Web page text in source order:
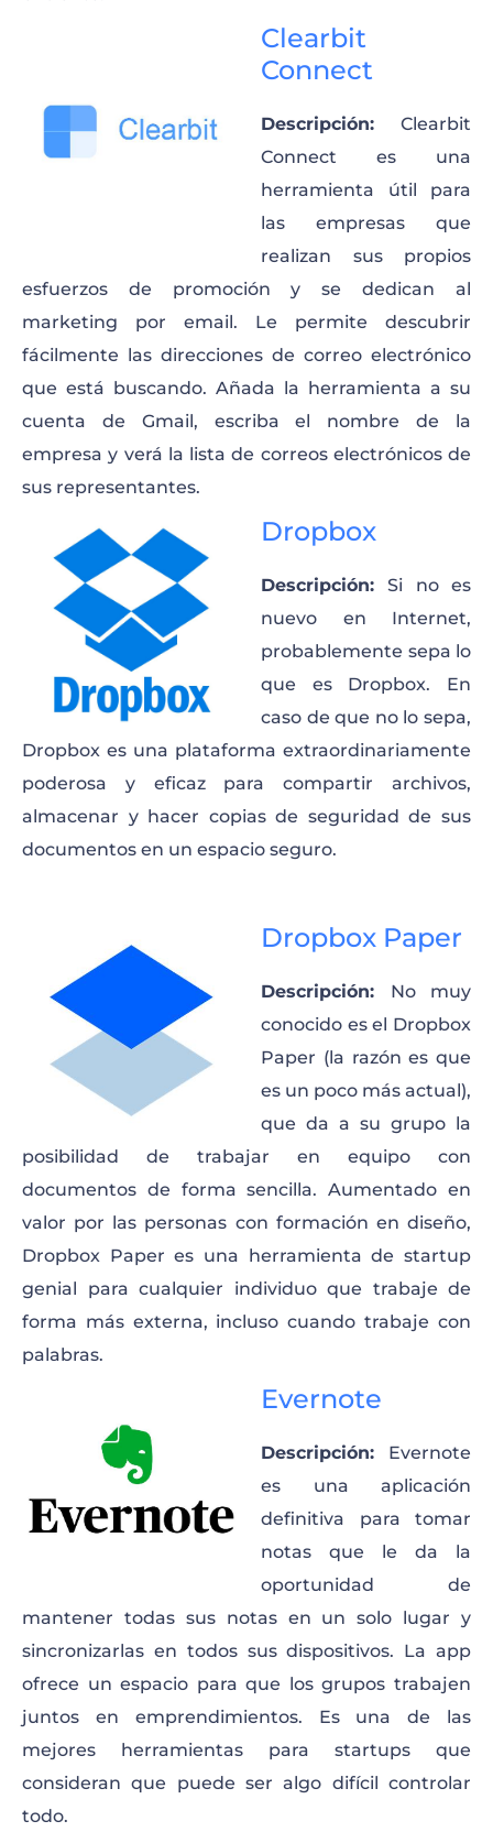
Clearbit
Connect
Descripción: Clearbit
Connect es una
herramienta útil para
las empresas que
realizan sus propios
esfuerzos de promoción y se dedican al
marketing por email. Le permite descubrir
fácilmente las direcciones de correo electrónico
que está buscando. Añada la herramienta a su
cuenta de Gmail, escriba el nombre de la
empresa y verá la lista de correos electrónicos de
sus representantes.
Dropbox
Descripción:Si no es
nuevo en Internet,
probablemente sepa lo
que es Dropbox. En
caso de que no lo sepa,
Dropbox es una plataforma extraordinariamente
poderosa y eficaz para compartir archivos,
almacenar y hacer copias de seguridad de sus
documentos en un espacio seguro.
Dropbox Paper
Descripción: No muy
conocido es el Dropbox
Paper (la razón es que
es un poco más actual),
que da a su grupo la
posibilidad de trabajar en equipo con
documentos de forma sencilla. Aumentado en
valor por las personas con formación en diseño,
Dropbox Paper es una herramienta de startup
genial para cualquier individuo que trabaje de
forma más externa, incluso cuando trabaje con
palabras.
Evernote
Descripción: Evernote
es una aplicación
definitiva para tomar
notas que le da la
oportunidad de
mantener todas sus notas en un solo lugar y
sincronizarlas en todos sus dispositivos. La app
ofrece un espacio para que los grupos trabajen
juntos en emprendimientos. Es una de las
mejores herramientas para startups que
consideran que puede ser algo difícil controlar
todo.